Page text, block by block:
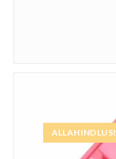
ALLAHINDLUS!